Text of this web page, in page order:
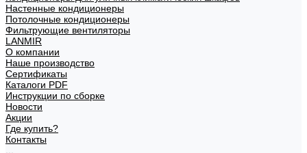
Настенные кондиционеры
Потолочные кондиционеры
Фильтрующие вентиляторы
LANMIR
О компании
Наше производство
Сертификаты
Каталоги PDF
Инструкции по сборке
Новости
Акции
Где купить?
Контакты